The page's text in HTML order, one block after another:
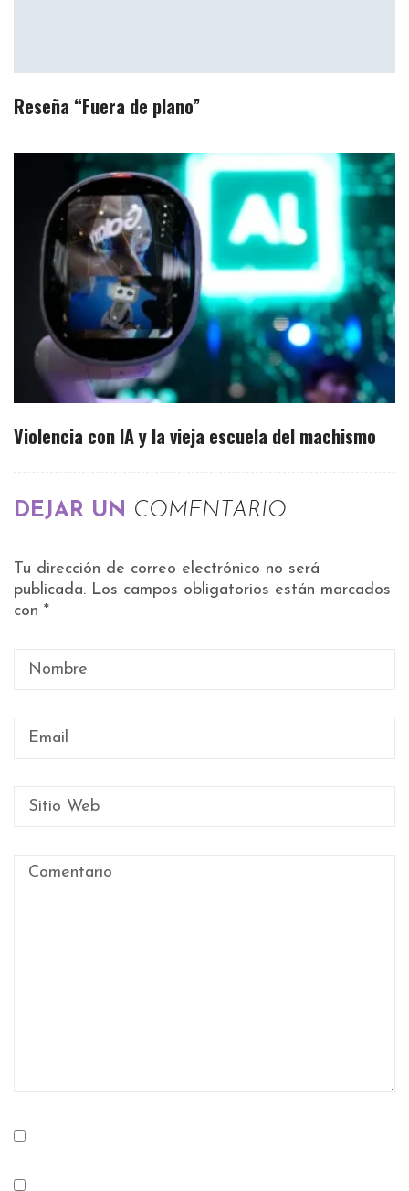
Reseña “Fuera de plano”
Violencia con IA y la vieja escuela del machismo
DEJAR UN COMENTARIO
Tu dirección de correo electrónico no será
publicada. Los campos obligatorios están marcados
con *